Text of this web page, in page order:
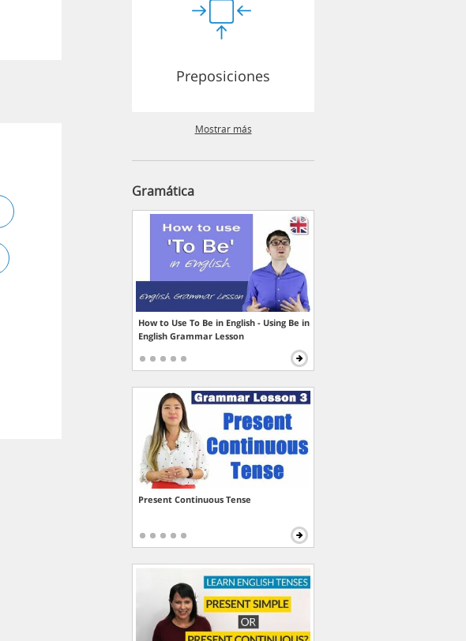
Preposiciones
Mostrar más
Gramática
How to Use To Be in English - Using Be in
English Grammar Lesson
Present Continuous Tense